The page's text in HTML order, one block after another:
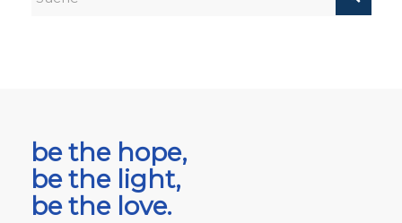
be the hope,
be the light,
be the love.